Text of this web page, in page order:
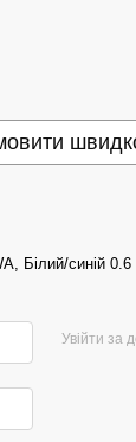
Білий/синій
Увійти за